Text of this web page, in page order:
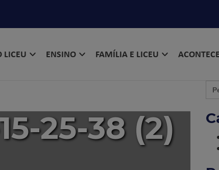
LICEU ENSINO FAMÍLIA E LICEU
25-38 (2)
for: